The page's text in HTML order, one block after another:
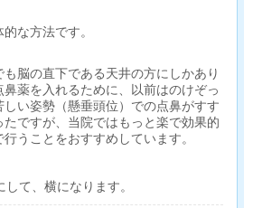
な方法です。
脳の直下である天井の方にしかあり
鼻薬を入れるために、以前はのけぞっ
い姿勢（懸垂頭位）での点鼻がすす
ですが、当院ではもっと楽で効果的
うことをおすすめしています。
て、横になります。